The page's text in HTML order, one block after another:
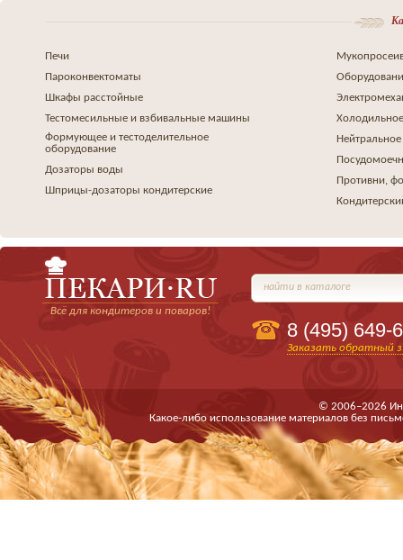
Печи
Пароконвектоматы
Шкафы расстойные
Тестомесильные и взбивальные машины
Формующее и тестоделительное
оборудование
Дозаторы воды
Шприцы-дозаторы кондитерские
Противни,
Всё для кондитеров и поваров!
найти в каталоге
8 (495) 649-
Заказать обратный
© 2006–2026
Какое-либо использование материалов без